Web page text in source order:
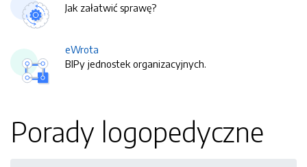
Jak załatwić sprawę?
eWrota
BIPy jednostek organizacyjnych.
Porady logopedyczne